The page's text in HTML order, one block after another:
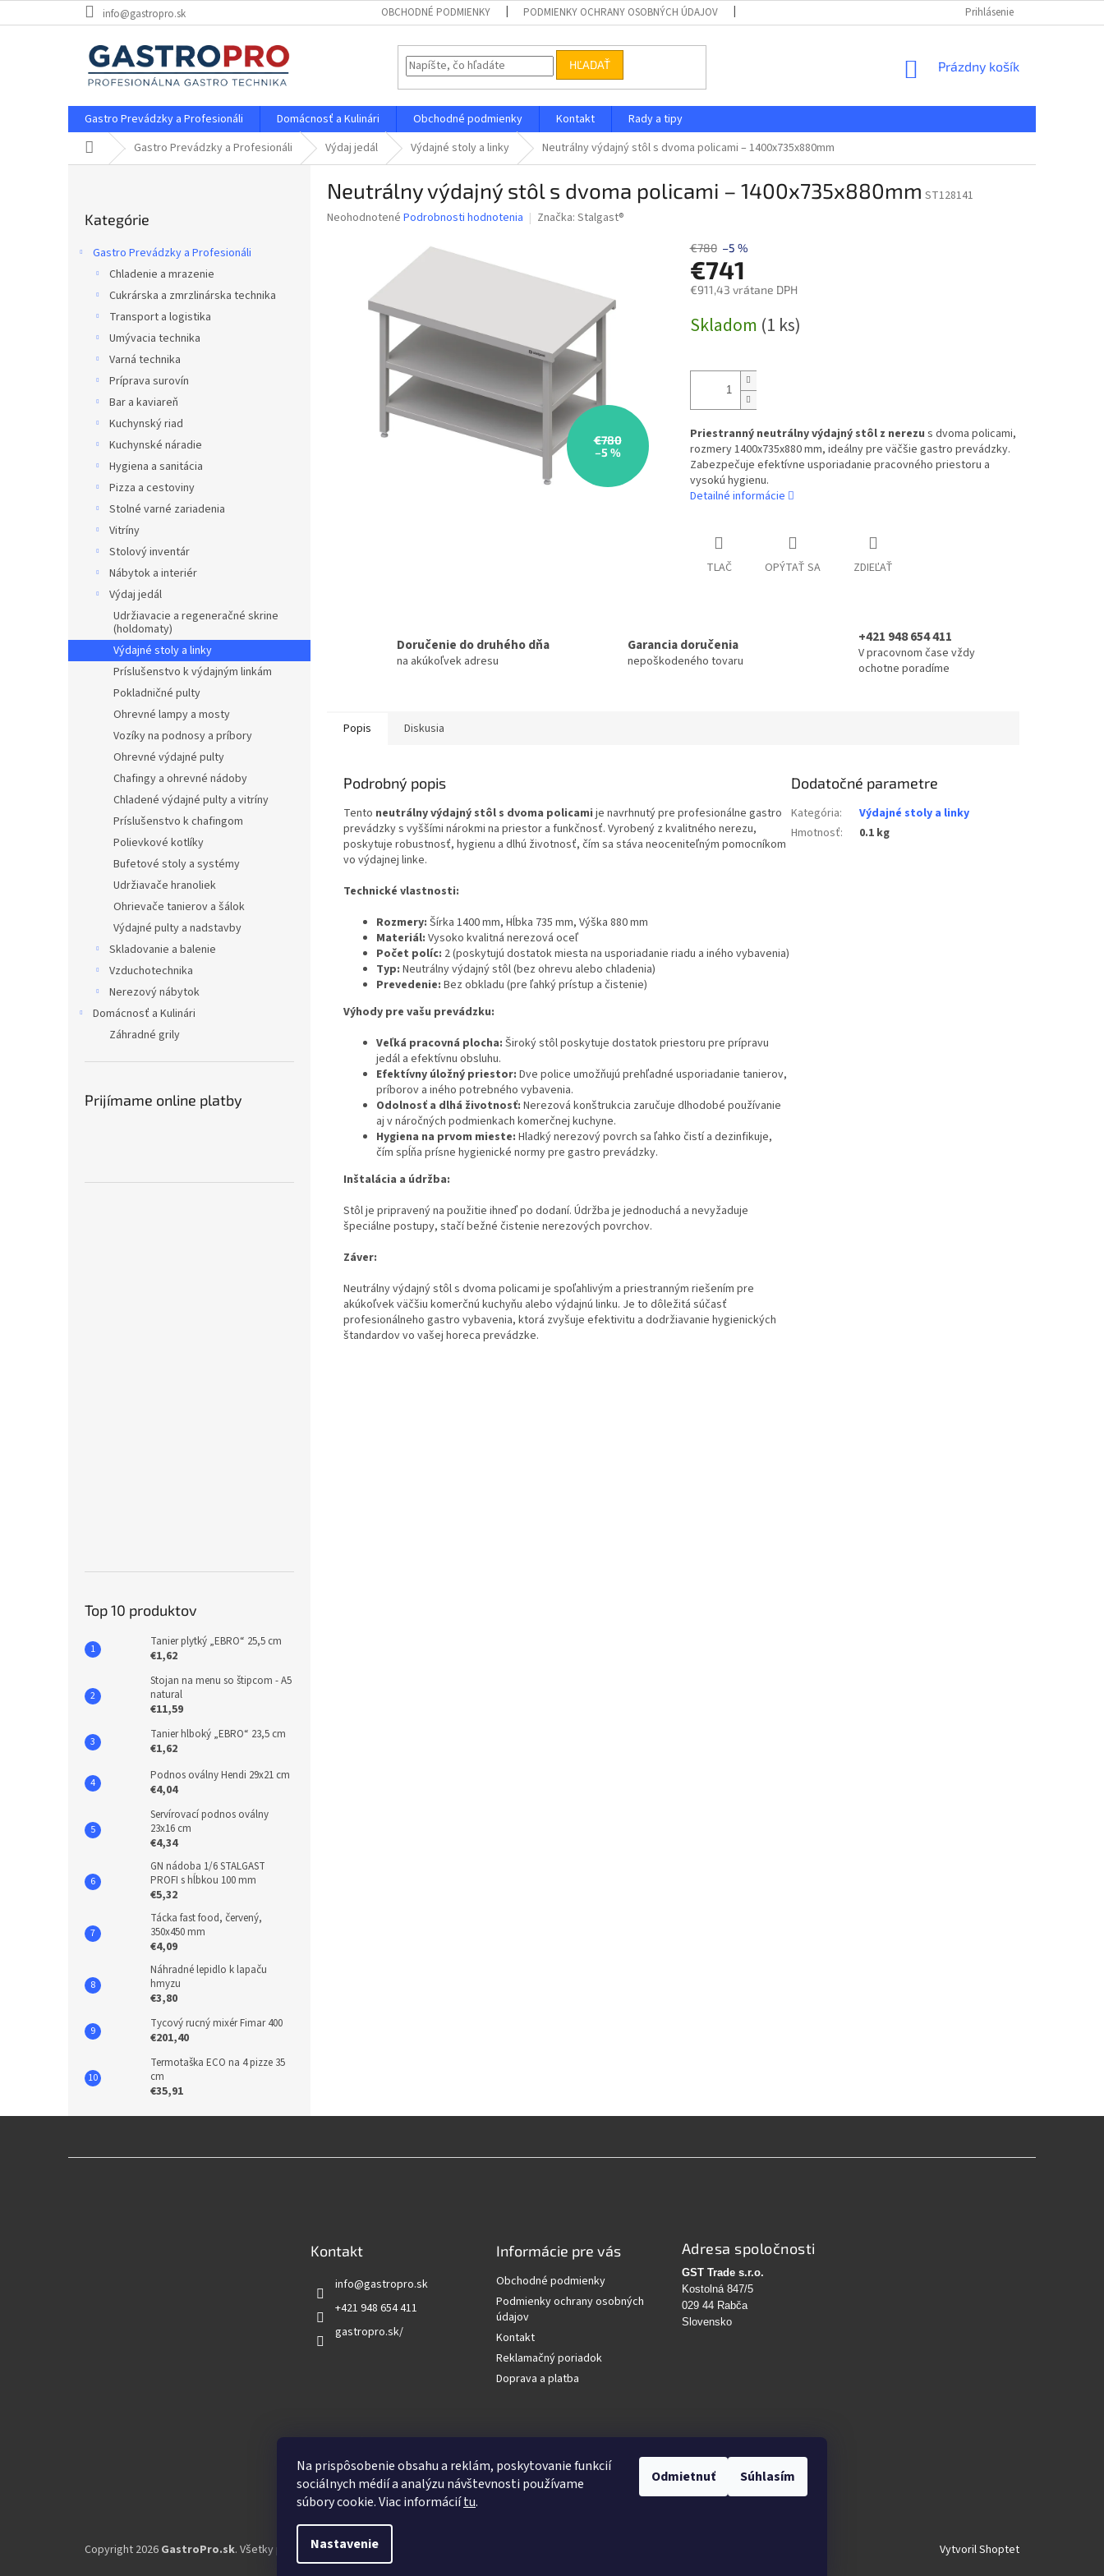
Na prispôsobenie obsahu a reklám, poskytovanie funkcií
sociálnych médií a analýzu návštevnosti používame
súbory cookie. Viac informáciítu.
Nastavenie
Odmietnuť Súhlasím
na
info@gastropro.sk OBCHODNÉ PODMIENKY PODMIENKY OCHRANY OSOBNÝCH ÚDAJOV DOPRAVA A PLATBA
Prihlásenie
HĽADAŤ
NÁKUPNÝ
Prázdny košík
Gastro Prevádzky a Profesionáli Domácnosť a Kulinári Obchodné podmienky Kontakt
Rady a tipy
Domov Gastro Prevádzky a Profesionáli Výdaj jedál Výdajné stoly a linky Neutrálny výdajný stôl s dvoma policami – 1400x735x880mm
kategórie
Kategórie
Gastro Prevádzky a Profesionáli
Chladenie a mrazenie
Cukrárska a zmrzlinárska technika
Transport a logistika
Umývacia technika
Varná technika
Príprava surovín
Bar a kaviareň
Kuchynský riad
Kuchynské náradie
Hygiena a sanitácia
Pizza a cestoviny
Stolné varné zariadenia
Vitríny
Stolový inventár
Nábytok a interiér
Výdaj jedál
Udržiavacie a regeneračné skrine
(holdomaty)
Výdajné stoly a linky
Príslušenstvo k výdajným linkám
Pokladničné pulty
Ohrevné lampy a mosty
Vozíky na podnosy a príbory
Ohrevné výdajné pulty
Chafingy a ohrevné nádoby
Chladené výdajné pulty a vitríny
Príslušenstvo k chafingom
Polievkové kotlíky
Bufetové stoly a systémy
Udržiavače hranoliek
Ohrievače tanierov a šálok
Výdajné pulty a nadstavby
Skladovanie a balenie
Vzduchotechnika
Nerezový nábytok
Domácnosť a Kulinári
Záhradné grily
Prijímame online platby
Top 10 produktov
Tanier plytký „EBRO“ 25,5 cm
€1,62
Stojan na menu so štipcom - A5
natural
€11,59
Tanier hlboký „EBRO“ 23,5 cm
€1,62
Podnos oválny Hendi 29x21 cm
€4,04
Servírovací podnos oválny
23x16 cm
€4,34
GN nádoba 1/6 STALGAST
PROFI s hĺbkou 100 mm
€5,32
Tácka fast food, červený,
350x450 mm
€4,09
Náhradné lepidlo k lapaču
hmyzu
€3,80
Tycový rucný mixér Fimar 400
€201,40
Termotaška ECO na 4 pizze 35
cm
€35,91
Neutrálny výdajný stôl s dvoma policami – 1400x735x880mm ST128141
Priemerné
Neohodnotené Podrobnosti hodnotenia Značka: Stalgast®
€780
–5 %
€780 –5 %
€741
€911,43 vrátane DPH
cena:
Skladom (1 ks)
Priestranný neutrálny výdajný stôl z nerezu s dvoma policami,
rozmery 1400x735x880 mm, ideálny pre väčšie gastro prevádzky.
Zabezpečuje efektívne usporiadanie pracovného priestoru a
vysokú hygienu.
Detailné informácie
TLAČ OPÝTAŤ SA ZDIEĽAŤ
Doručenie do druhého dňa
na akúkoľvek adresu
Garancia doručenia
nepoškodeného tovaru
+421 948 654 411
V pracovnom čase vždy
ochotne poradíme
Popis Diskusia
Podrobný popis
Tento neutrálny výdajný stôl s dvoma policami je navrhnutý pre profesionálne gastro
prevádzky s vyššími nárokmi na priestor a funkčnosť. Vyrobený z kvalitného nerezu,
poskytuje robustnosť, hygienu a dlhú životnosť, čím sa stáva neoceniteľným pomocníkom
vo výdajnej linke.
Technické vlastnosti:
Rozmery: Šírka 1400 mm, Hĺbka 735 mm, Výška 880 mm
Materiál: Vysoko kvalitná nerezová oceľ
Počet políc: 2 (poskytujú dostatok miesta na usporiadanie riadu a iného vybavenia)
Typ: Neutrálny výdajný stôl (bez ohrevu alebo chladenia)
Prevedenie: Bez obkladu (pre ľahký prístup a čistenie)
Výhody pre vašu prevádzku:
Veľká pracovná plocha: Široký stôl poskytuje dostatok priestoru pre prípravu
jedál a efektívnu obsluhu.
Efektívny úložný priestor: Dve police umožňujú prehľadné usporiadanie tanierov,
príborov a iného potrebného vybavenia.
Odolnosť a dlhá životnosť: Nerezová konštrukcia zaručuje dlhodobé používanie
aj v náročných podmienkach komerčnej kuchyne.
Hygiena na prvom mieste: Hladký nerezový povrch sa ľahko čistí a dezinfikuje,
čím spĺňa prísne hygienické normy pre gastro prevádzky.
Inštalácia a údržba:
Stôl je pripravený na použitie ihneď po dodaní. Údržba je jednoduchá a nevyžaduje
špeciálne postupy, stačí bežné čistenie nerezových povrchov.
Záver:
Neutrálny výdajný stôl s dvoma policami je spoľahlivým a priestranným riešením pre
akúkoľvek väčšiu komerčnú kuchyňu alebo výdajnú linku. Je to dôležitá súčasť
profesionálneho gastro vybavenia, ktorá zvyšuje efektivitu a dodržiavanie hygienických
štandardov vo vašej horeca prevádzke.
Dodatočné parametre
Kategória:
Výdajné stoly a linky
Hmotnosť: 0.1 kg
Kontakt
info@gastropro.sk
+421 948 654 411
gastropro.sk/
Informácie pre vás
Obchodné podmienky
Podmienky ochrany osobných
údajov
Kontakt
Reklamačný poriadok
Doprava a platba
Adresa spoločnosti
GST Trade s.r.o.
Kostolná 847/5
029 44 Rabča
Slovensko
HĽADAŤ
Vytvoril Shoptet
Copyright 2026 GastroPro.sk. Všetky práva vyhradené.Upraviť nastavenie cookies